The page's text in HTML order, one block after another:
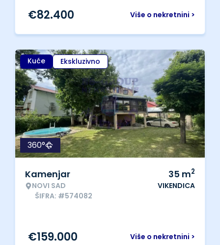
Više o nekretnini >
€82.400
Kuće Ekskluzivno
360°
Kamenjar
NOVI SAD
ŠIFRA: #574082
35 m2
VIKENDICA
Više o nekretnini >
€159.000